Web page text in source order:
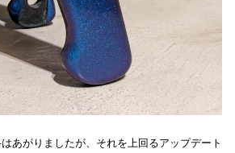
あがりましたが、それを上回るアップデート